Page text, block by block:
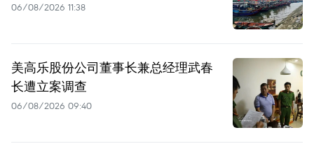
06/08/2026 11:38
美高乐股份公司董事长兼总经理武春
长遭立案调查
06/08/2026 09:40